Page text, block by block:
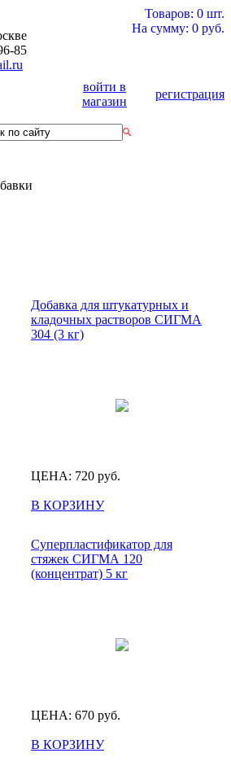
85
Товаров: 0 шт.
На сумму: 0 руб.
войти в
магазин
регистрация
Добавка для штукатурных и
кладочных растворов СИГМА
304 (3 кг)
ЦЕНА: 720 руб.
В КОРЗИНУ
Суперпластификатор для
стяжек СИГМА 120
(концентрат) 5 кг
ЦЕНА: 670 руб.
В КОРЗИНУ